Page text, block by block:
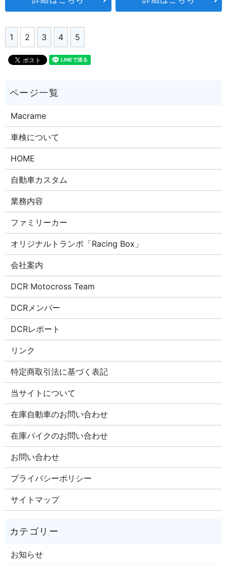
1 2 3 4 5
Macrame
車検について
HOME
自動車カスタム
業務内容
ファミリーカー
オリジナルトランポ「Racing Box」
会社案内
DCR Motocross Team
DCRメンバー
DCRレポート
リンク
特定商取引法に基づく表記
当サイトについて
在庫自動車のお問い合わせ
在庫バイクのお問い合わせ
お問い合わせ
プライバシーポリシー
サイトマップ
お知らせ